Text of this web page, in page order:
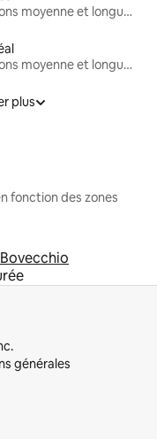
Locations moyenne et longue durée
Locations moyenne et longue durée
plus
fonction des zones
Bovecchio
générales